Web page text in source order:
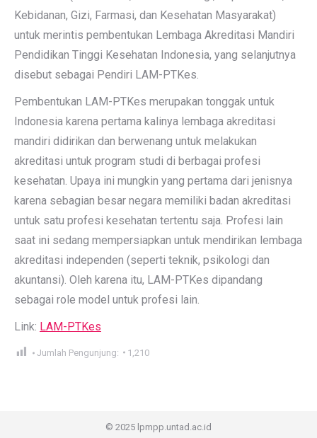
Kebidanan, Gizi, Farmasi, dan Kesehatan Masyarakat)
untuk merintis pembentukan Lembaga Akreditasi Mandiri
Pendidikan Tinggi Kesehatan Indonesia, yang selanjutnya
disebut sebagai Pendiri LAM-PTKes.
Pembentukan LAM-PTKes merupakan tonggak untuk
Indonesia karena pertama kalinya lembaga akreditasi
mandiri didirikan dan berwenang untuk melakukan
akreditasi untuk program studi di berbagai profesi
kesehatan. Upaya ini mungkin yang pertama dari jenisnya
karena sebagian besar negara memiliki badan akreditasi
untuk satu profesi kesehatan tertentu saja. Profesi lain
saat ini sedang mempersiapkan untuk mendirikan lembaga
akreditasi independen (seperti teknik, psikologi dan
akuntansi). Oleh karena itu, LAM-PTKes dipandang
sebagai role model untuk profesi lain.
Link: LAM-PTKes
Jumlah Pengunjung: 1,210
© 2025 lpmpp.untad.ac.id